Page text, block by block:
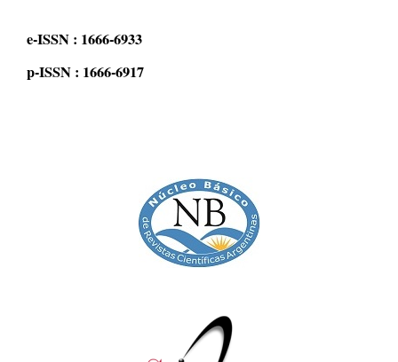
e-ISSN : 1666-6933
p-ISSN : 1666-6917